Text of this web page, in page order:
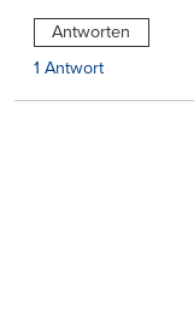
Antworten
1 Antwort